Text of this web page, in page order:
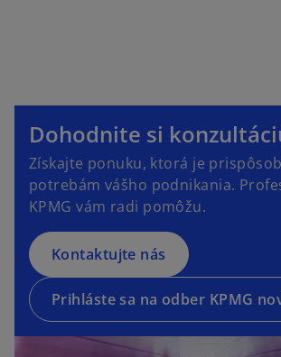
Dohodnite si
Získajte ponuku, ktorá je
potrebám vášho podnikania.
KPMG vám radi pomôžu.
Kontaktujte nás
o
p
e
n
s
i
n
a
n
e
w
t
Prihláste sa na odber KPMG
o
p
e
n
i
n
a
n
e